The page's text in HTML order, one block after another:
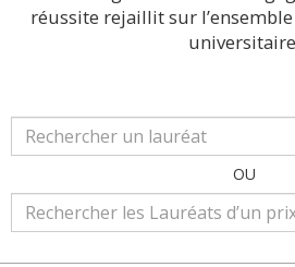
réussite rejaillit sur
OU